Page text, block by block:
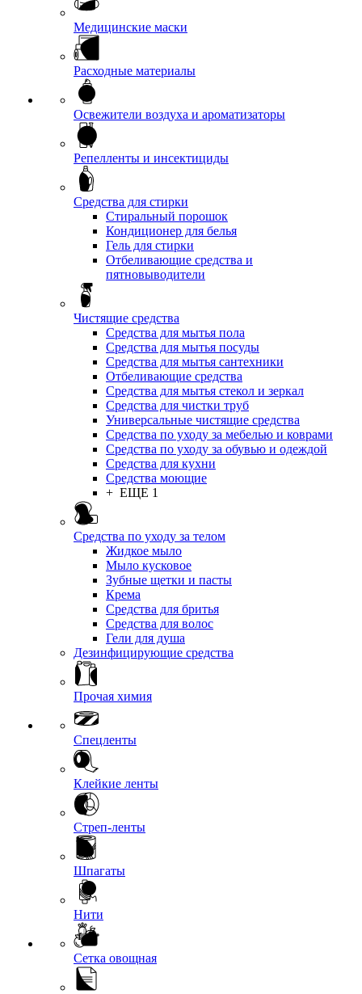
Медицинские маски
Расходные материалы
Освежители воздуха и ароматизаторы
Репелленты и инсектициды
Средства для стирки
Стиральный порошок
Кондиционер для белья
Гель для стирки
Отбеливающие средства и
пятновыводители
Чистящие средства
Средства для мытья пола
Средства для мытья посуды
Средства для мытья сантехники
Отбеливающие средства
Средства для мытья стекол и зеркал
Средства для чистки труб
Универсальные чистящие средства
Средства по уходу за мебелью и коврами
Средства по уходу за обувью и одеждой
Средства для кухни
Средства моющие
+ ЕЩЕ 1
Средства по уходу за телом
Жидкое мыло
Мыло кусковое
Зубные щетки и пасты
Крема
Средства для бритья
Средства для волос
Гели для душа
Дезинфицирующие средства
Прочая химия
Спецленты
Клейкие ленты
Стреп-ленты
Шпагаты
Нити
Сетка овощная